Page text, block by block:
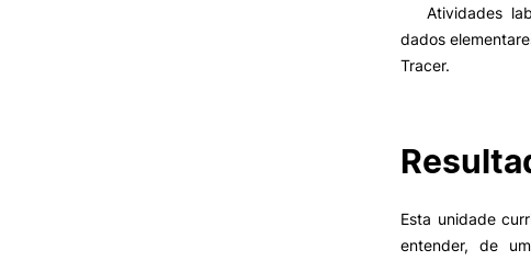
Oliveira do Hospital
Associações de Estudantes
Oferta
Atividades
dados
Tracer.
Esta unidade
entender, de